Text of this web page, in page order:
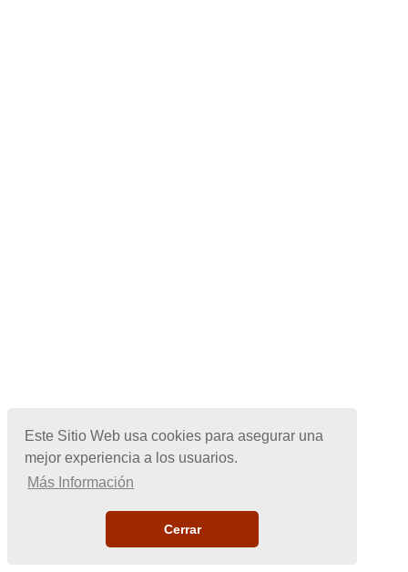
Este Sitio Web usa cookies para asegurar una
mejor experiencia a los usuarios.
Más Información
Cerrar